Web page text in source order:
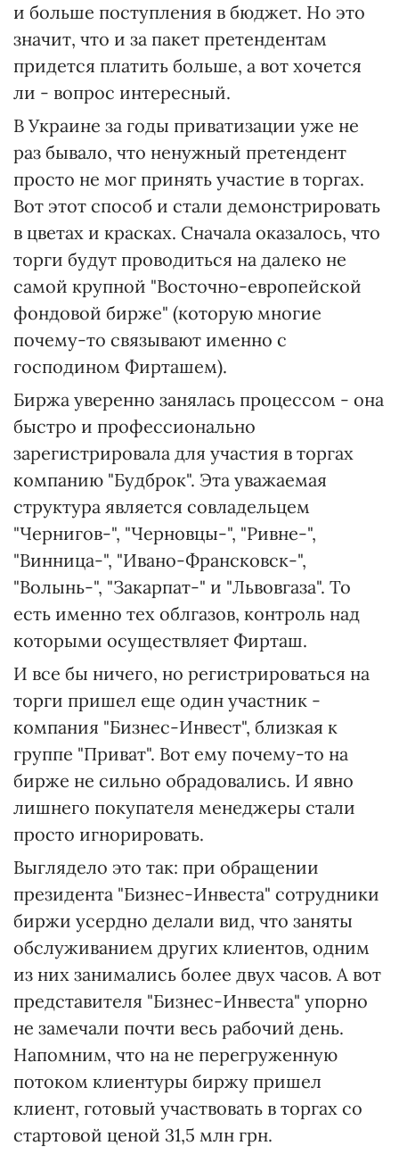
и больше поступления в бюджет. Но это
значит, что и за пакет претендентам
придется платить больше, а вот хочется
ли - вопрос интересный.
В Украине за годы приватизации уже не
раз бывало, что ненужный претендент
просто не мог принять участие в торгах.
Вот этот способ и стали демонстрировать
в цветах и красках. Сначала оказалось, что
торги будут проводиться на далеко не
самой крупной "Восточно-европейской
фондовой бирже" (которую многие
почему-то связывают именно с
господином Фирташем).
Биржа уверенно занялась процессом - она
быстро и профессионально
зарегистрировала для участия в торгах
компанию "Будброк". Эта уважаемая
структура является совладельцем
"Чернигов-", "Черновцы-", "Ривне-",
"Винница-", "Ивано-Франсковск-",
"Волынь-", "Закарпат-" и "Львовгаза". То
есть именно тех облгазов, контроль над
которыми осуществляет Фирташ.
И все бы ничего, но регистрироваться на
торги пришел еще один участник -
компания "Бизнес-Инвест", близкая к
группе "Приват". Вот ему почему-то на
бирже не сильно обрадовались. И явно
лишнего покупателя менеджеры стали
просто игнорировать.
Выглядело это так: при обращении
президента "Бизнес-Инвеста" сотрудники
биржи усердно делали вид, что заняты
обслуживанием других клиентов, одним
из них занимались более двух часов. А вот
представителя "Бизнес-Инвеста" упорно
не замечали почти весь рабочий день.
Напомним, что на не перегруженную
потоком клиентуры биржу пришел
клиент, готовый участвовать в торгах со
стартовой ценой 31,5 млн грн.